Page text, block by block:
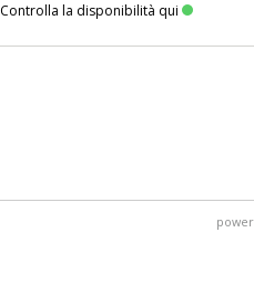
Controlla la disponibilità qui